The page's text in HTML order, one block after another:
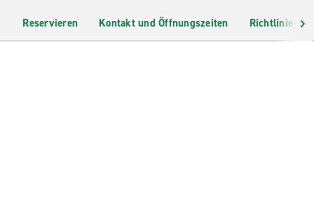
Reservieren Kontakt und Öffnungszeiten Richtlinien